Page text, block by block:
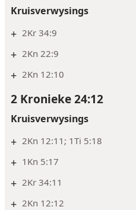
Kruisverwysings
+ 2Kr 34:9
+ 2Kn 22:9
+ 2Kn 12:10
2 Kronieke 24:12
Kruisverwysings
+ 2Kn 12:11; 1Ti 5:18
+ 1Kn 5:17
+ 2Kr 34:11
+ 2Kn 12:12